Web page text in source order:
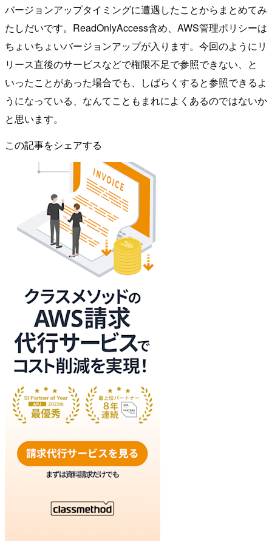
バージョンアップタイミングに遭遇したことからまとめてみ
たしだいです。ReadOnlyAccess含め、AWS管理ポリシーは
ちょいちょいバージョンアップが入ります。今回のようにリ
リース直後のサービスなどで権限不足で参照できない、と
いったことがあった場合でも、しばらくすると参照できるよ
うになっている、なんてこともまれによくあるのではないか
と思います。
この記事をシェアする